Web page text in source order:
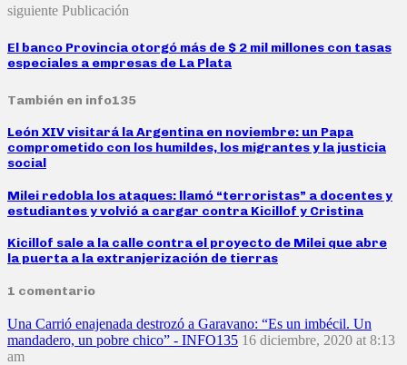
siguiente Publicación
El banco Provincia otorgó más de $ 2 mil millones con tasas
especiales a empresas de La Plata
También en info135
León XIV visitará la Argentina en noviembre: un Papa
comprometido con los humildes, los migrantes y la justicia
social
Milei redobla los ataques: llamó “terroristas” a docentes y
estudiantes y volvió a cargar contra Kicillof y Cristina
Kicillof sale a la calle contra el proyecto de Milei que abre
la puerta a la extranjerización de tierras
1 comentario
Una Carrió enajenada destrozó a Garavano: “Es un imbécil. Un
mandadero, un pobre chico” - INFO135 16 diciembre, 2020 at 8:13
am